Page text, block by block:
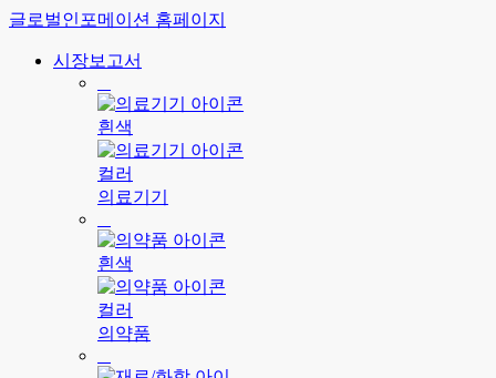
글로벌인포메이션 홈페이지
시장보고서
의료기기
의약품